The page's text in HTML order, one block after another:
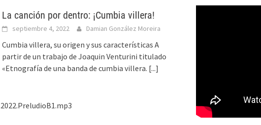
La canción por dentro: ¡Cumbia villera!
septiembre 4, 2022 Damian González Moreira
Cumbia villera, su origen y sus características A
partir de un trabajo de Joaquin Venturini titulado
«Etnografía de una banda de cumbia villera. [...]